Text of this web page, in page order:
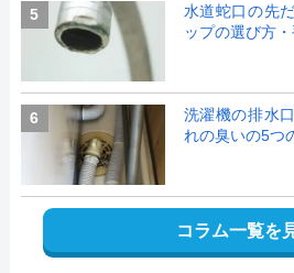
5
水道蛇口の先
ップの選び方
6
洗濯機の排水
れの臭いの5つ
コラム一覧を